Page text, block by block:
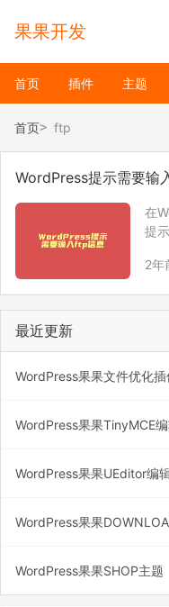
果果开发
首页 插件 主题
首页 ftp
WordPress提示需要输
在
提
入
2年
最近更新
WordPress果果文件优化插
WordPress果果TinyMCE
WordPress果果UEditor编
WordPress果果
WordPress果果SHOP主题